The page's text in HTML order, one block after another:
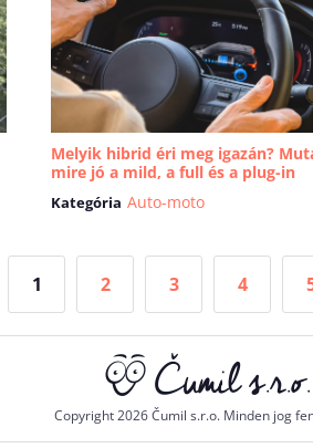
Melyik hibrid éri meg igazán?
mire jó a mild, a full és a plug-in
Kategória Auto-moto
1 2 3 4
Copyright 2026 Čumil s.r.o. Minden jog